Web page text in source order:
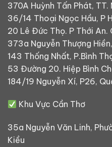
370A Huỳnh Tấn Phát, TT.
36/14 Thoại Ngọc Hầu, P
20 Lê Đức Thọ. P Thới An.
373a Nguyễn Thượng Hiền,
143 Thống Nhất, P.Bình
53 Đường 20. Hiệp Bình
184/19 Nguyễn Xí, P26,
Khu Vực Cần Thơ
35a Nguyễn Văn Linh,
Kiều